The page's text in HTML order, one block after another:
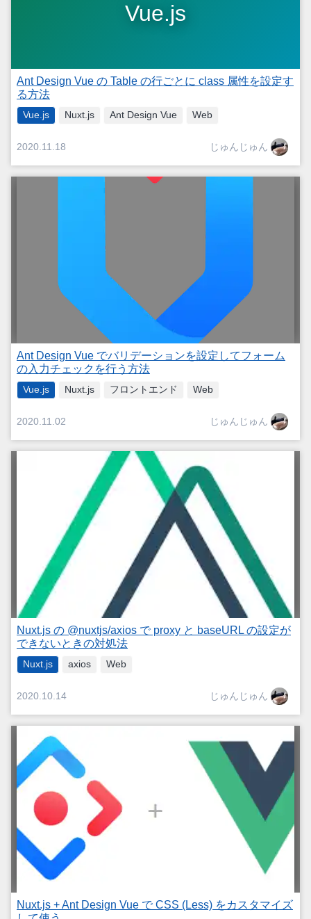
Vue.js
Ant Design Vue の Table の行ごとに class 属性を設定す
る方法
Vue.js Nuxt.js Ant Design Vue Web
2020.11.18 じゅんじゅん
Ant Design Vue でバリデーションを設定してフォーム
の入力チェックを行う方法
Vue.js Nuxt.js フロントエンド Web
2020.11.02 じゅんじゅん
Nuxt.js の @nuxtjs/axios で proxy と baseURL の設定が
できないときの対処法
Nuxt.js axios Web
2020.10.14 じゅんじゅん
Nuxt.js + Ant Design Vue で CSS (Less) をカスタマイズ